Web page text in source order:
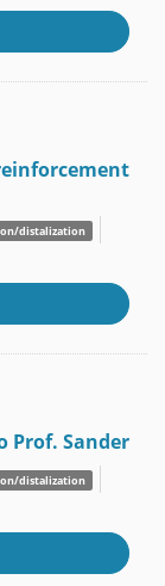
distalization
Prof. Sander
distalization